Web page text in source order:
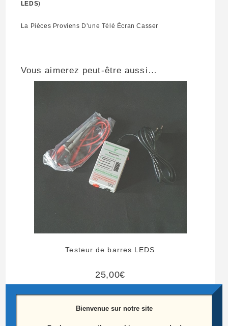
LEDS)
La Pièces Proviens D’une Télé Écran Casser
Vous aimerez peut-être aussi…
Testeur de barres LEDS
25,00€
Ajouter au panier
Bienvenue sur notre site